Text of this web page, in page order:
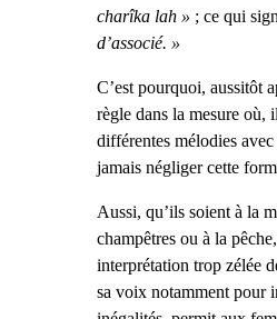
charîka lah » ; ce qui
d’associé. »
C’est pourquoi, aussitôt
règle dans la mesure où,
différentes mélodies
jamais négliger cette
Aussi, qu’ils soient à la
champêtres ou à la
interprétation trop zélée
sa voix notamment pour